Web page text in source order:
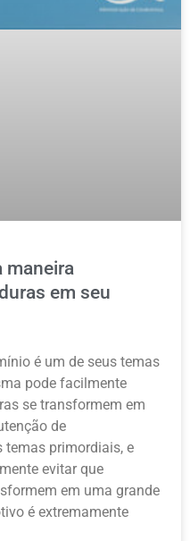
maneira
em seu
é um de seus temas
pode facilmente
se transformem em
de
temas primordiais, e
evitar que
em uma grande
é extremamente